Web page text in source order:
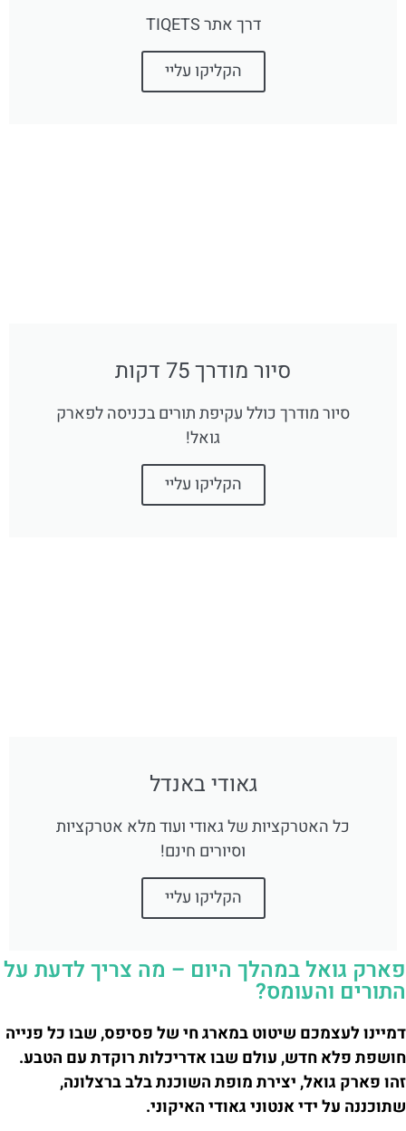
דרך אתר TIQETS
הקליקו עליי
סיור מודרך 75 דקות
סיור מודרך כולל עקיפת תורים בכניסה לפארק
גואל!
הקליקו עליי
גאודי באנדל
כל האטרקציות של גאודי ועוד מלא אטרקציות
וסיורים חינם!
הקליקו עליי
פארק גואל במהלך היום – מה צריך לדעת על
התורים והעומס?
דמיינו לעצמכם שיטוט במארג חי של פסיפס, שבו כל פנייה
חושפת פלא חדש, עולם שבו אדריכלות רוקדת עם הטבע.
זהו פארק גואל, יצירת מופת השוכנת בלב ברצלונה,
שתוכננה על ידי אנטוני גאודי האיקוני.